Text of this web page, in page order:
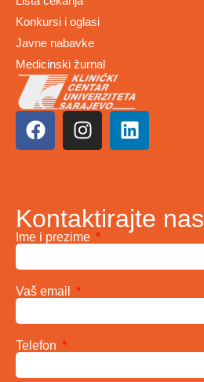
Konkursi i oglasi
Javne nabavke
Medicinski žurnal
Kontaktirajte nas
Ime i prezime
Vaš email
Telefon